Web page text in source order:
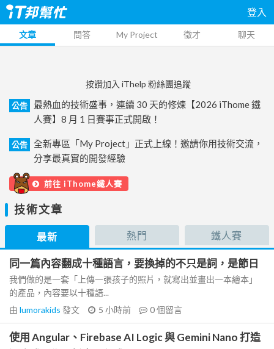
登入
文章 問答 My Project 徵才 聊天
按讚加入 iThelp 粉絲團追蹤
公告
最熱血的技術盛事，連續 30 天的修煉【2026 iThome 鐵
人賽】8 月 1 日賽事正式開啟！
公告
全新專區「My Project」正式上線！邀請你用技術交流，
分享最真實的開發經驗
前往 iThome鐵人賽
技術文章
最新 熱門 鐵人賽
同一篇內容翻成十種語言，要換掉的不只是詞，是節日
我們做的是一套「上傳一張孩子的照片，就寫出並畫出一本繪本」
的產品，內容要以十種語...
由 lumorakids 發文 5 小時前 0個留言
使用 Angular、Firebase AI Logic 與 Gemini Nano 打造